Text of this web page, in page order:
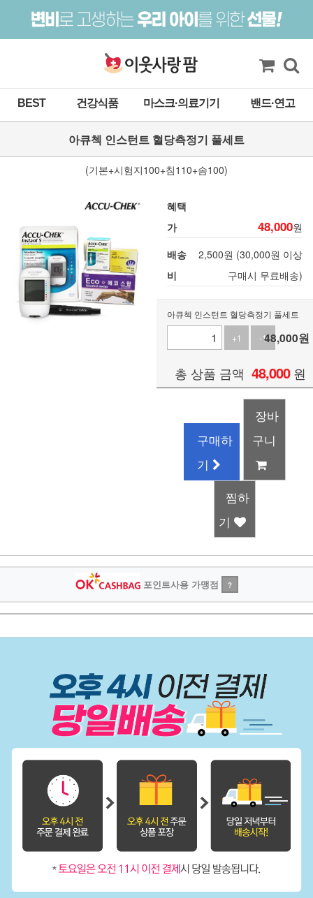
BEST 건강식품 마스크·의료기기 밴드·연고
아큐첵 인스턴트 혈당측정기 풀세트
(기본+시험지100+침110+솜100)
혜택
가
48,000원
배송
비
2,500원 (30,000원 이상
구매시 무료배송)
아큐첵 인스턴트 혈당측정기 풀세트
+1
-148,000원
총 상품 금액 48,000 원
구매하
기
장바
구니
찜하
기
포인트사용 가맹점 ?